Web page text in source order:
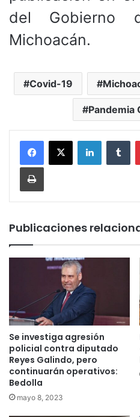
del Gobierno
Michoacán.
Covid-19
Pandemia
LinkedIn
Imprimir
Publicaciones
Se investiga agresión
policial contra diputado
Reyes Galindo, pero
continuarán operativos:
Bedolla
mayo 8, 2023